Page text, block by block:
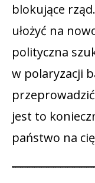
blokujące
ułożyć na
polityczna
w polaryzacji
jest to
państwo na